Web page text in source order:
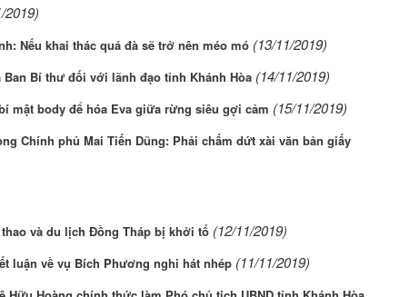
2019)
Nếu khai thác quá đà sẽ trở nên méo mó (13/11/2019)
Bí thư đối với lãnh đạo tỉnh ​Khánh Hòa (14/11/2019)
mật body để hóa Eva giữa rừng siêu gợi cảm (15/11/2019)
Chính phủ Mai Tiến Dũng: Phải chấm dứt xài văn bản giấy
và du lịch Đồng Tháp bị khởi tố (12/11/2019)
luận về vụ Bích Phương nghi hát nhép (11/11/2019)